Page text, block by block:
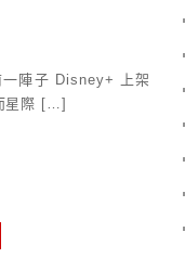
陣子 Disney+ 上架
星際 […]